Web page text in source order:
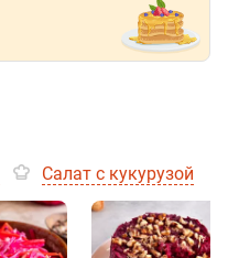
Салат с кукурузой